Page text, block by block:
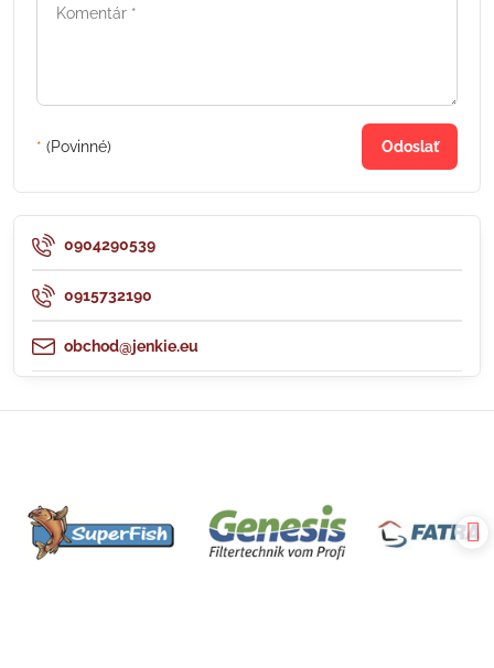
* (Povinné) Odoslať
0904290539
0915732190
obchod@jenkie.eu